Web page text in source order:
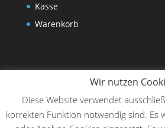
Kasse
Warenkorb
Wir nutzen
Diese Website verwendet
korrekten Funktion notwendig sind. Es